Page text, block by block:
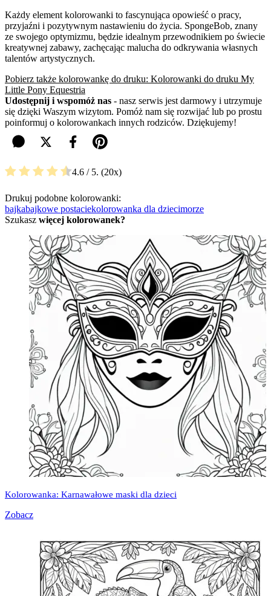
Każdy element kolorowanki to fascynująca opowieść o pracy,
przyjaźni i pozytywnym nastawieniu do życia. SpongeBob, znany
ze swojego optymizmu, będzie idealnym przewodnikiem po świecie
kreatywnej zabawy, zachęcając malucha do odkrywania własnych
talentów artystycznych.
Pobierz także kolorowankę do druku: Kolorowanki do druku My
Little Pony Equestria
Udostępnij i wspomóż nas - nasz serwis jest darmowy i utrzymuje
się dzięki Waszym wizytom. Pomóż nam się rozwijać lub po prostu
poinformuj o kolorowankach innych rodziców. Dziękujemy!
4.6 / 5. 20
Drukuj podobne kolorowanki:
bajkabajkowe postaciekolorowanka dla dziecimorze
Szukasz więcej kolorowanek?
Kolorowanka: Karnawałowe maski dla dzieci
Zobacz